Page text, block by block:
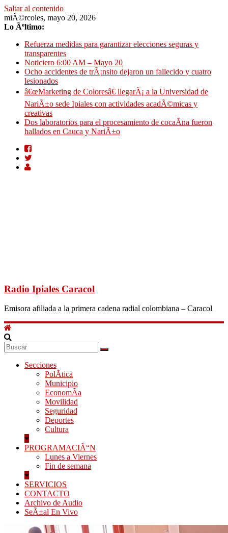
Saltar al contenido
miÃ©rcoles, mayo 20, 2026
Lo Ãºltimo:
Refuerza medidas para garantizar elecciones seguras y
transparentes
Noticiero 6:00 AM – Mayo 20
Ocho accidentes de trÃ¡nsito dejaron un fallecido y cuatro
lesionados
â€œMarketing de Coloresâ€ llegarÃ¡ a la Universidad de
NariÃ±o sede Ipiales con actividades acadÃ©micas y
creativas
Dos laboratorios para el procesamiento de cocaÃ­na fueron
hallados en Cauca y NariÃ±o
Radio Ipiales Caracol
Emisora afiliada a la primera cadena radial colombiana – Caracol
Secciones
PolÃ­tica
Municipio
EconomÃ­a
Movilidad
Seguridad
Deportes
Cultura
PROGRAMACIÃ“N
Lunes a Viernes
Fin de semana
SERVICIOS
CONTACTO
Archivo de Audio
SeÃ±al En Vivo